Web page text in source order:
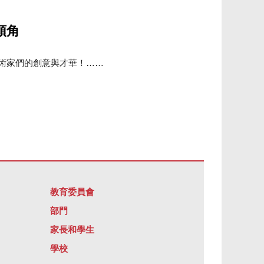
角
家們的創意與才華！……
教育委員會
部門
家長和學生
學校